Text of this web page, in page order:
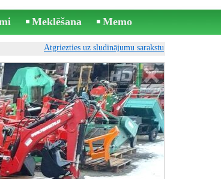
Meklēšana Memo
Atgriezties uz sludinājumu sarakstu